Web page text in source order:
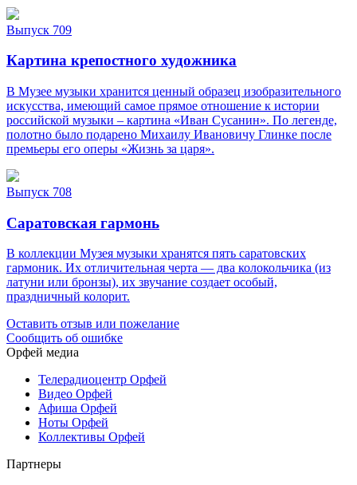
Выпуск 709
Картина крепостного художника
В Музее музыки хранится ценный образец изобразительного
искусства, имеющий самое прямое отношение к истории
российской музыки – картина «Иван Сусанин». По легенде,
полотно было подарено Михаилу Ивановичу Глинке после
премьеры его оперы «Жизнь за царя».
Выпуск 708
Саратовская гармонь
В коллекции Музея музыки хранятся пять саратовских
гармоник. Их отличительная черта — два колокольчика (из
латуни или бронзы), их звучание создает особый,
праздничный колорит.
Оставить отзыв или пожелание
Сообщить об ошибке
Орфей медиа
Телерадиоцентр Орфей
Видео Орфей
Афиша Орфей
Ноты Орфей
Коллективы Орфей
Партнеры